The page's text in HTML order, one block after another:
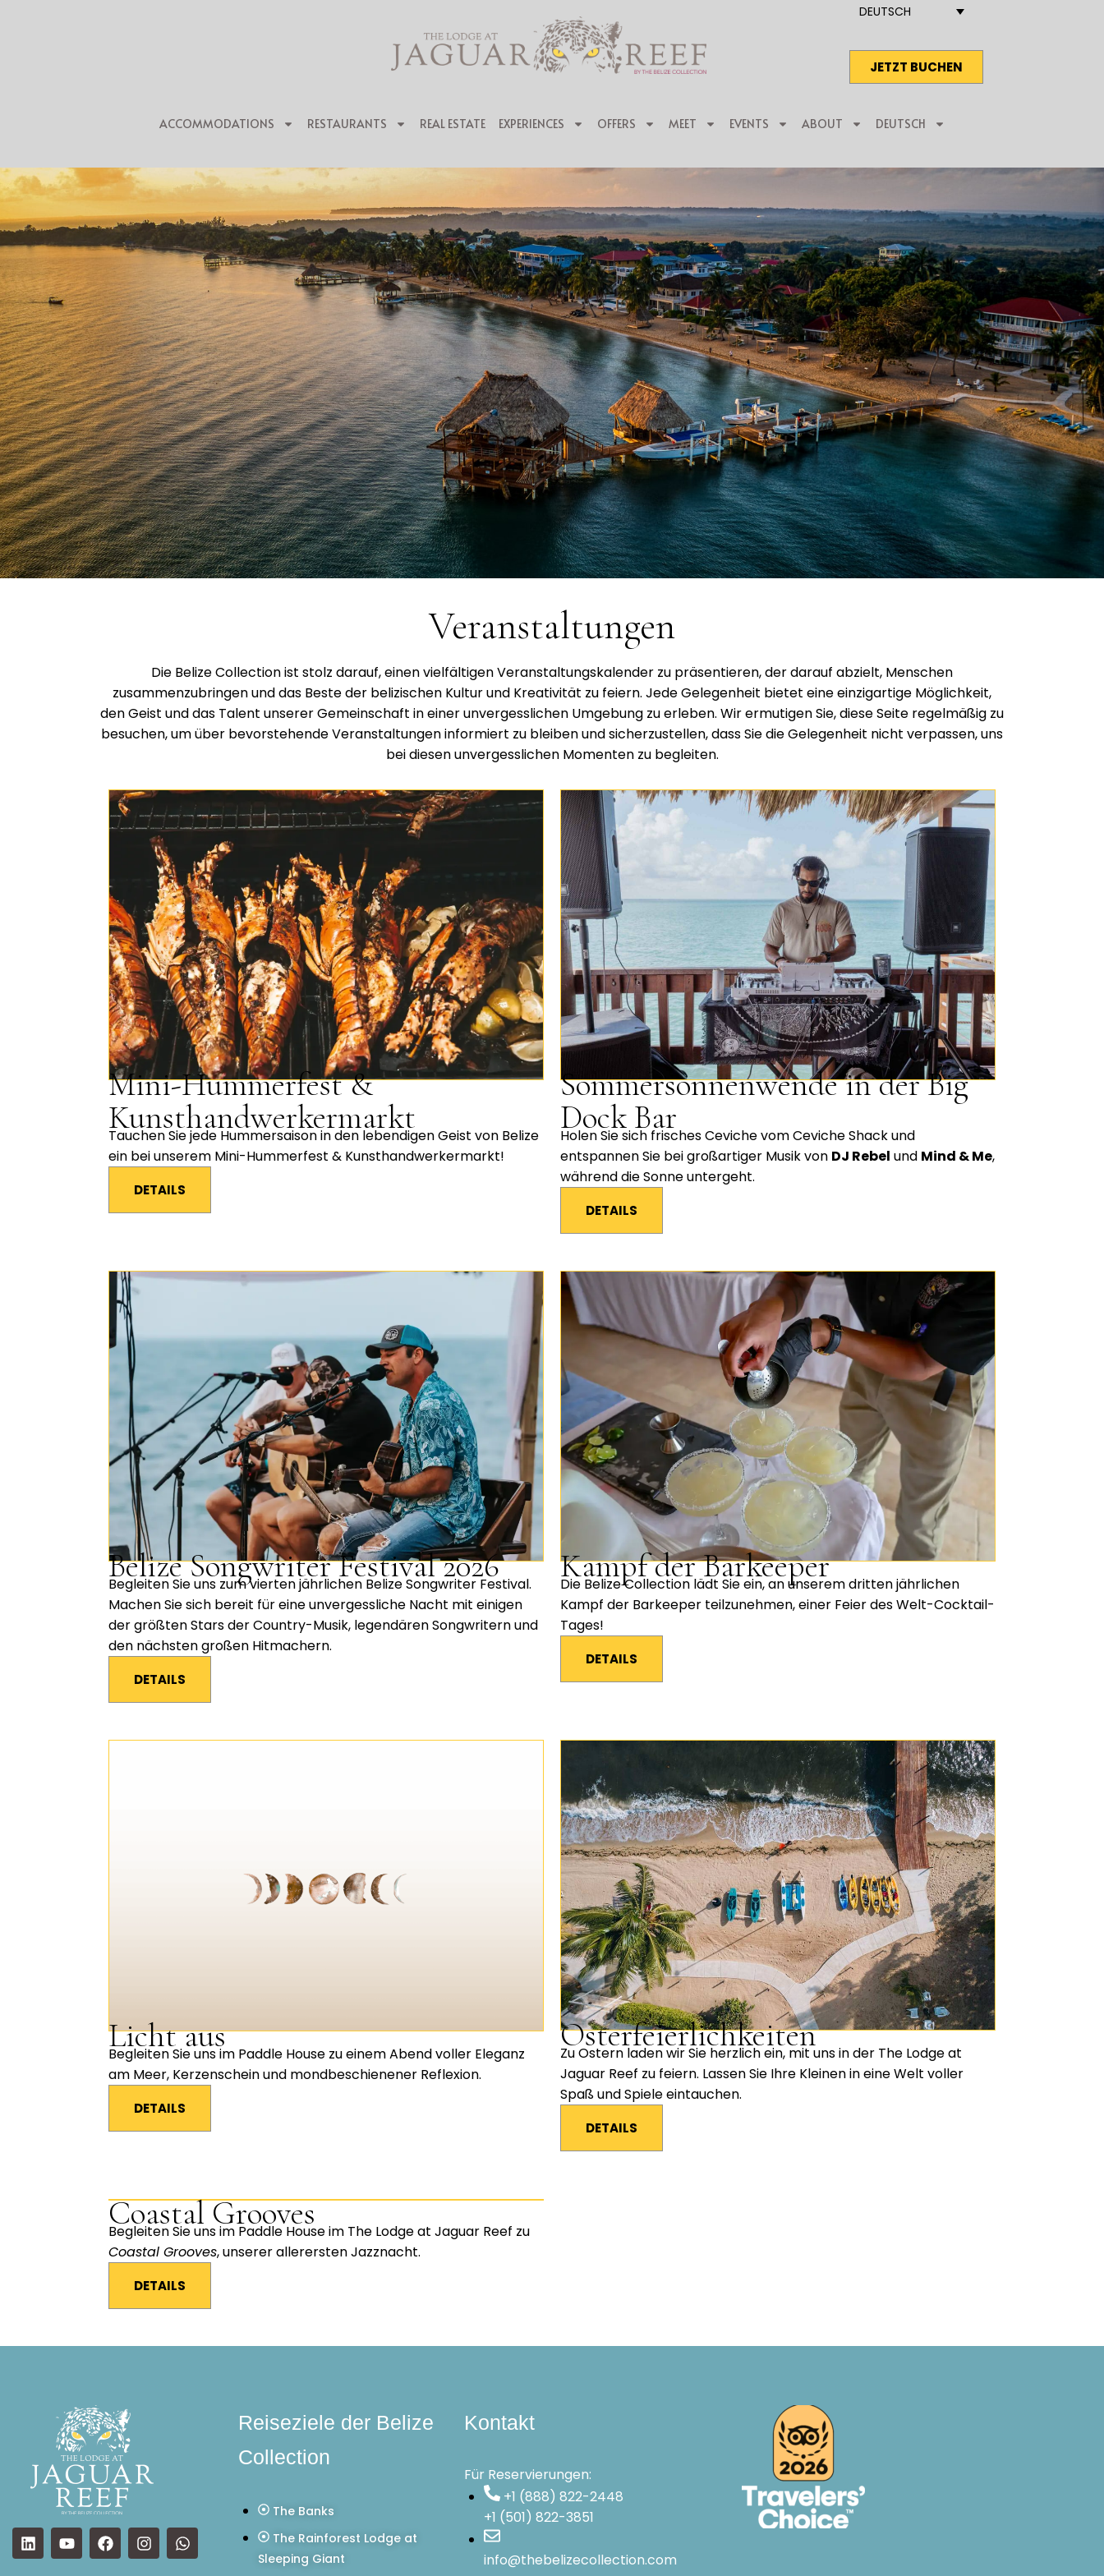
DEUTSCH
JETZT BUCHEN
ACCOMMODATIONS RESTAURANTS REAL ESTATE EXPERIENCES OFFERS MEET EVENTS ABOUT DEUTSCH
Veranstaltungen
Die Belize Collection ist stolz darauf, einen vielfältigen Veranstaltungskalender zu präsentieren, der darauf abzielt, Menschen
zusammenzubringen und das Beste der belizischen Kultur und Kreativität zu feiern. Jede Gelegenheit bietet eine einzigartige Möglichkeit,
den Geist und das Talent unserer Gemeinschaft in einer unvergesslichen Umgebung zu erleben. Wir ermutigen Sie, diese Seite regelmäßig zu
besuchen, um über bevorstehende Veranstaltungen informiert zu bleiben und sicherzustellen, dass Sie die Gelegenheit nicht verpassen, uns
bei diesen unvergesslichen Momenten zu begleiten.
Mini-Hummerfest &
Kunsthandwerkermarkt
Tauchen Sie jede Hummersaison in den lebendigen Geist von Belize
ein bei unserem Mini-Hummerfest & Kunsthandwerkermarkt!
DETAILS
Sommersonnenwende in der Big
Dock Bar
Holen Sie sich frisches Ceviche vom Ceviche Shack und
entspannen Sie bei großartiger Musik von DJ Rebel und Mind & Me,
während die Sonne untergeht.
DETAILS
Belize Songwriter Festival 2026
Begleiten Sie uns zum vierten jährlichen Belize Songwriter Festival.
Machen Sie sich bereit für eine unvergessliche Nacht mit einigen
der größten Stars der Country-Musik, legendären Songwritern und
den nächsten großen Hitmachern.
DETAILS
Kampf der Barkeeper
Die Belize Collection lädt Sie ein, an unserem dritten jährlichen
Kampf der Barkeeper teilzunehmen, einer Feier des Welt-Cocktail-
Tages!
DETAILS
Licht aus
Begleiten Sie uns im Paddle House zu einem Abend voller Eleganz
am Meer, Kerzenschein und mondbeschienener Reflexion.
DETAILS
Osterfeierlichkeiten
Zu Ostern laden wir Sie herzlich ein, mit uns in der The Lodge at
Jaguar Reef zu feiern. Lassen Sie Ihre Kleinen in eine Welt voller
Spaß und Spiele eintauchen.
DETAILS
Coastal Grooves
Begleiten Sie uns im Paddle House im The Lodge at Jaguar Reef zu
Coastal Grooves, unserer allerersten Jazznacht.
DETAILS
Reiseziele der Belize
Collection
The Banks
The Rainforest Lodge at
Sleeping Giant
Kontakt
Für Reservierungen:
+1 (888) 822-2448
+1 (501) 822-3851
info@thebelizecollection.com